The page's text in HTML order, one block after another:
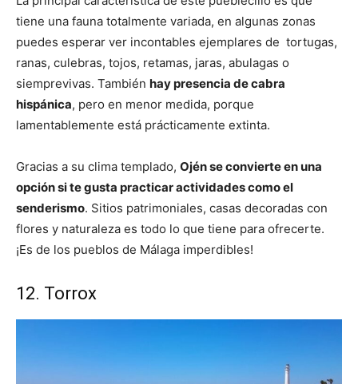
tiene una fauna totalmente variada, en algunas zonas
puedes esperar ver incontables ejemplares de tortugas,
ranas, culebras, tojos, retamas, jaras, abulagas o
siemprevivas. También hay presencia de cabra
hispánica, pero en menor medida, porque
lamentablemente está prácticamente extinta.
Gracias a su clima templado, Ojén se convierte en una
opción si te gusta practicar actividades como el
senderismo. Sitios patrimoniales, casas decoradas con
flores y naturaleza es todo lo que tiene para ofrecerte.
¡Es de los pueblos de Málaga imperdibles!
12. Torrox